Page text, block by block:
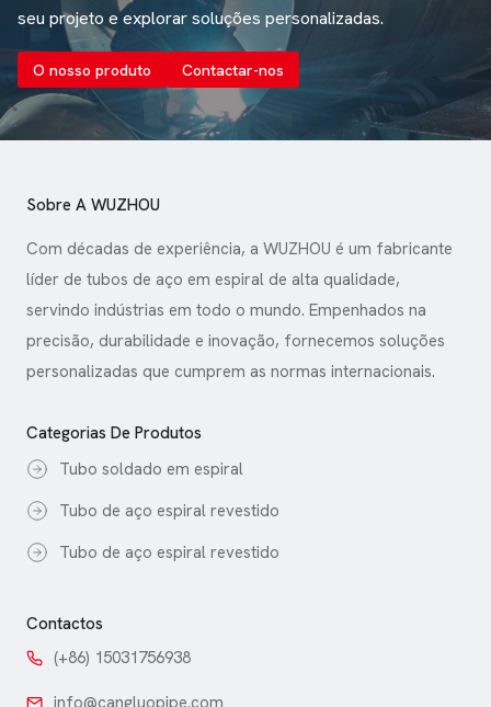
seu projeto e explorar soluções personalizadas.
O nosso produto Contactar-nos
Sobre A WUZHOU
Com décadas de experiência, a WUZHOU é um fabricante
líder de tubos de aço em espiral de alta qualidade,
servindo indústrias em todo o mundo. Empenhados na
precisão, durabilidade e inovação, fornecemos soluções
personalizadas que cumprem as normas internacionais.
Categorias De Produtos
Tubo soldado em espiral
Tubo de aço espiral revestido
Tubo de aço espiral revestido
Contactos
(+86) 15031756938